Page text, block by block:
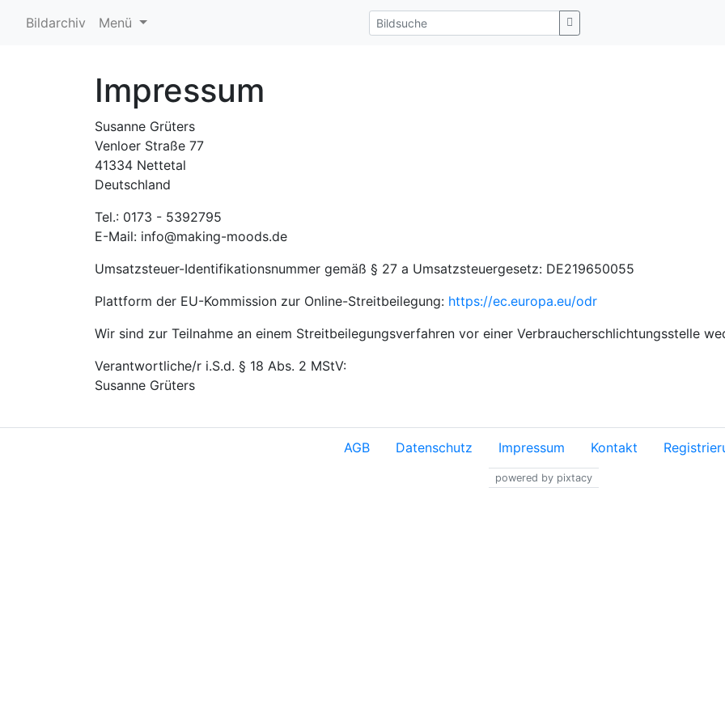
Bildarchiv Menü
Impressum
Susanne Grüters
Venloer Straße 77
41334 Nettetal
Deutschland
Tel.: 0173 - 5392795
E-Mail: info@making-moods.de
Umsatzsteuer-Identifikationsnummer gemäß § 27 a Umsatzsteuergesetz: DE219650055
Plattform der EU-Kommission zur Online-Streitbeilegung: https://ec.europa.eu/odr
Wir sind zur Teilnahme an einem Streitbeilegungsverfahren vor einer Verbraucherschlichtungsstelle
Verantwortliche/r i.S.d. § 18 Abs. 2 MStV:
Susanne Grüters
AGB Datenschutz Impressum Kontakt
powered by pixtacy